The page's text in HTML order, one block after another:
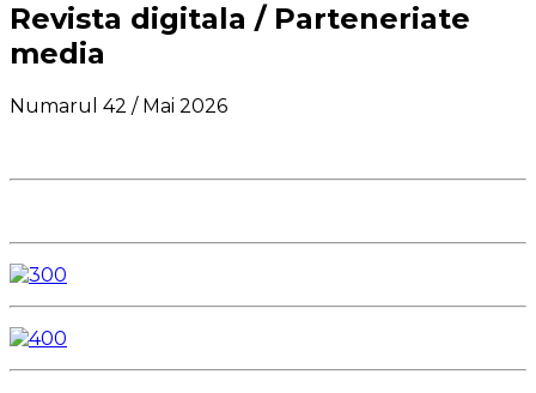
Revista digitala / Parteneriate
media
Numarul 42 / Mai 2026